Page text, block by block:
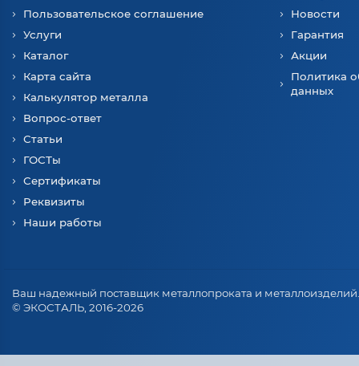
Пользовательское соглашение
Услуги
Каталог
Карта сайта
Калькулятор металла
Вопрос-ответ
Статьи
ГОСТы
Сертификаты
Реквизиты
Наши работы
Новости
Гарантия
Акции
Политика
данных
Ваш надежный поставщик металлопроката и металлоизделий.
© ЭКОСТАЛЬ, 2016-2026